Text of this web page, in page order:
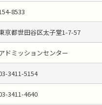
8533
京都世田谷区太子堂1-7-57
ドミッションセンター
3411-5154
3411-4640